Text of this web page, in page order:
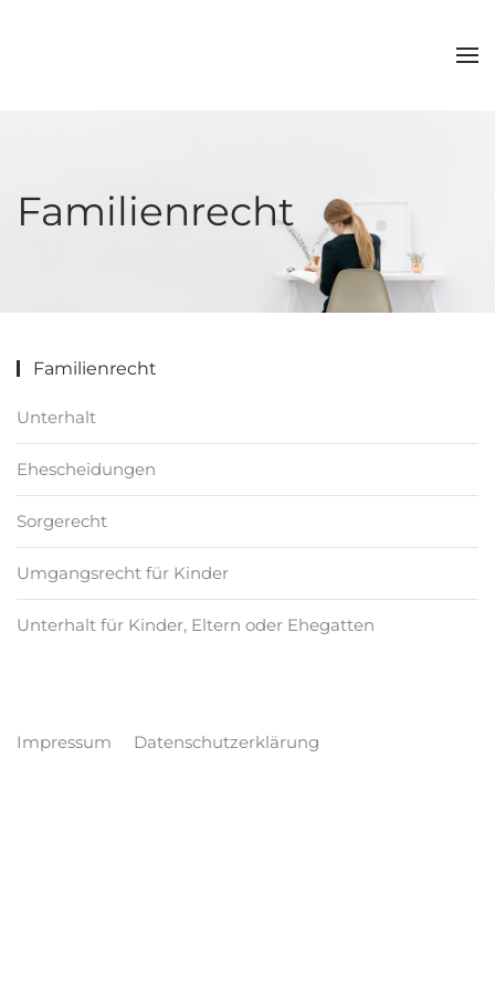
Familienrecht
Familienrecht
Unterhalt
Ehescheidungen
Sorgerecht
Umgangsrecht für Kinder
Unterhalt für Kinder, Eltern oder Ehegatten
Impressum Datenschutzerklärung